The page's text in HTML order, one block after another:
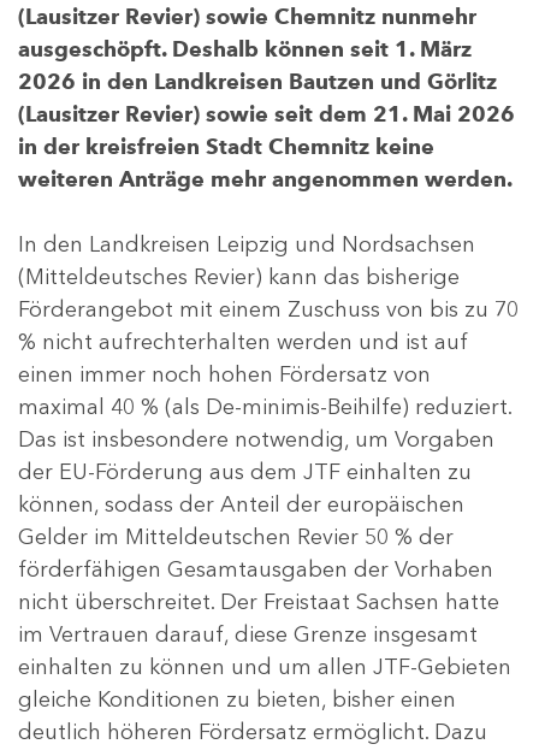
(Lausitzer Revier) sowie Chemnitz nunmehr
ausgeschöpft. Deshalb können seit 1. März
2026 in den Landkreisen Bautzen und Görlitz
(Lausitzer Revier) sowie seit dem 21. Mai 2026
in der kreisfreien Stadt Chemnitz keine
weiteren Anträge mehr angenommen werden.
In den Landkreisen Leipzig und Nordsachsen
(Mitteldeutsches Revier) kann das bisherige
Förderangebot mit einem Zuschuss von bis zu 70
% nicht aufrechterhalten werden und ist auf
einen immer noch hohen Fördersatz von
maximal 40 % (als De-minimis-Beihilfe) reduziert.
Das ist insbesondere notwendig, um Vorgaben
der EU-Förderung aus dem JTF einhalten zu
können, sodass der Anteil der europäischen
Gelder im Mitteldeutschen Revier 50 % der
förderfähigen Gesamtausgaben der Vorhaben
nicht überschreitet. Der Freistaat Sachsen hatte
im Vertrauen darauf, diese Grenze insgesamt
einhalten zu können und um allen JTF-Gebieten
gleiche Konditionen zu bieten, bisher einen
deutlich höheren Fördersatz ermöglicht. Dazu